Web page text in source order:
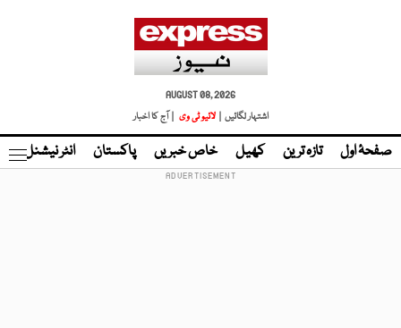
AUGUST 08, 2026
اشتہار لگائیں |
لائیو ٹی وی | آج کا اخبار
صفحۂ اول تازہ ترین کھیل خاص خبریں پاکستان انٹر نیشنل